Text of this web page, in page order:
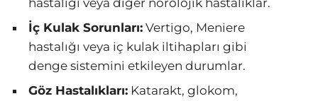
İç Kulak Sorunları: Vertigo, Meniere
hastalığı veya iç kulak iltihapları gibi
denge sistemini etkileyen durumlar.
Göz Hastalıkları: Katarakt, glokom,